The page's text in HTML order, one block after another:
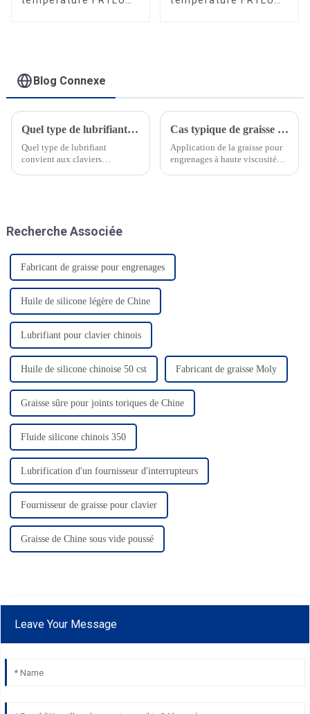
Blog Connexe
Quel type de lubrifiant convient aux claviers mécaniques ?
Quel type de lubrifiant
convient aux claviers
par contact, la lubrification
Cas typique de graisse pour engrenages à haute viscosité dans l'application de lubrification des machines à laver
Application de la graisse pour
engrenages à haute viscosité
Recherche Associée
Fabricant de graisse pour engrenages
Huile de silicone légère de Chine
Lubrifiant pour clavier chinois
Huile de silicone chinoise 50 cst Fabricant de graisse Moly
Graisse sûre pour joints toriques de Chine
Fluide silicone chinois 350
Lubrification d'un fournisseur d'interrupteurs
Fournisseur de graisse pour clavier
Graisse de Chine sous vide poussé
Leave Your Message